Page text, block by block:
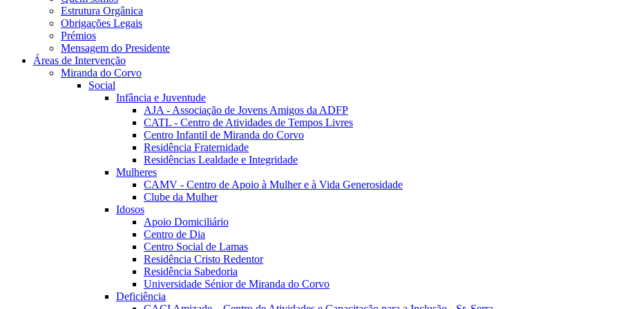
Estrutura Orgânica
Obrigações Legais
Prémios
Mensagem do Presidente
Áreas de Intervenção
Miranda do Corvo
Social
Infância e Juventude
AJA - Associação de Jovens Amigos da ADFP
CATL - Centro de Atividades de Tempos Livres
Centro Infantil de Miranda do Corvo
Residência Fraternidade
Residências Lealdade e Integridade
Mulheres
CAMV - Centro de Apoio à Mulher e à Vida Generosidade
Clube da Mulher
Idosos
Apoio Domiciliário
Centro de Dia
Centro Social de Lamas
Residência Cristo Redentor
Residência Sabedoria
Universidade Sénior de Miranda do Corvo
Deficiência